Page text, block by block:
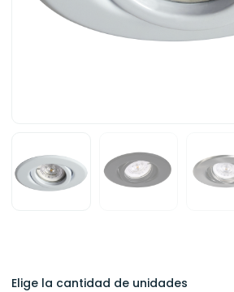
Elige la cantidad de unidades